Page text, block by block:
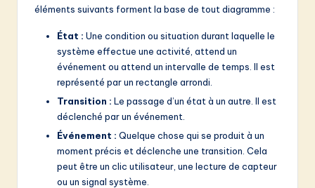
éléments suivants forment la base de tout diagramme :
État : Une condition ou situation durant laquelle le
système effectue une activité, attend un
événement ou attend un intervalle de temps. Il est
représenté par un rectangle arrondi.
Transition : Le passage d’un état à un autre. Il est
déclenché par un événement.
Événement : Quelque chose qui se produit à un
moment précis et déclenche une transition. Cela
peut être un clic utilisateur, une lecture de capteur
ou un signal système.